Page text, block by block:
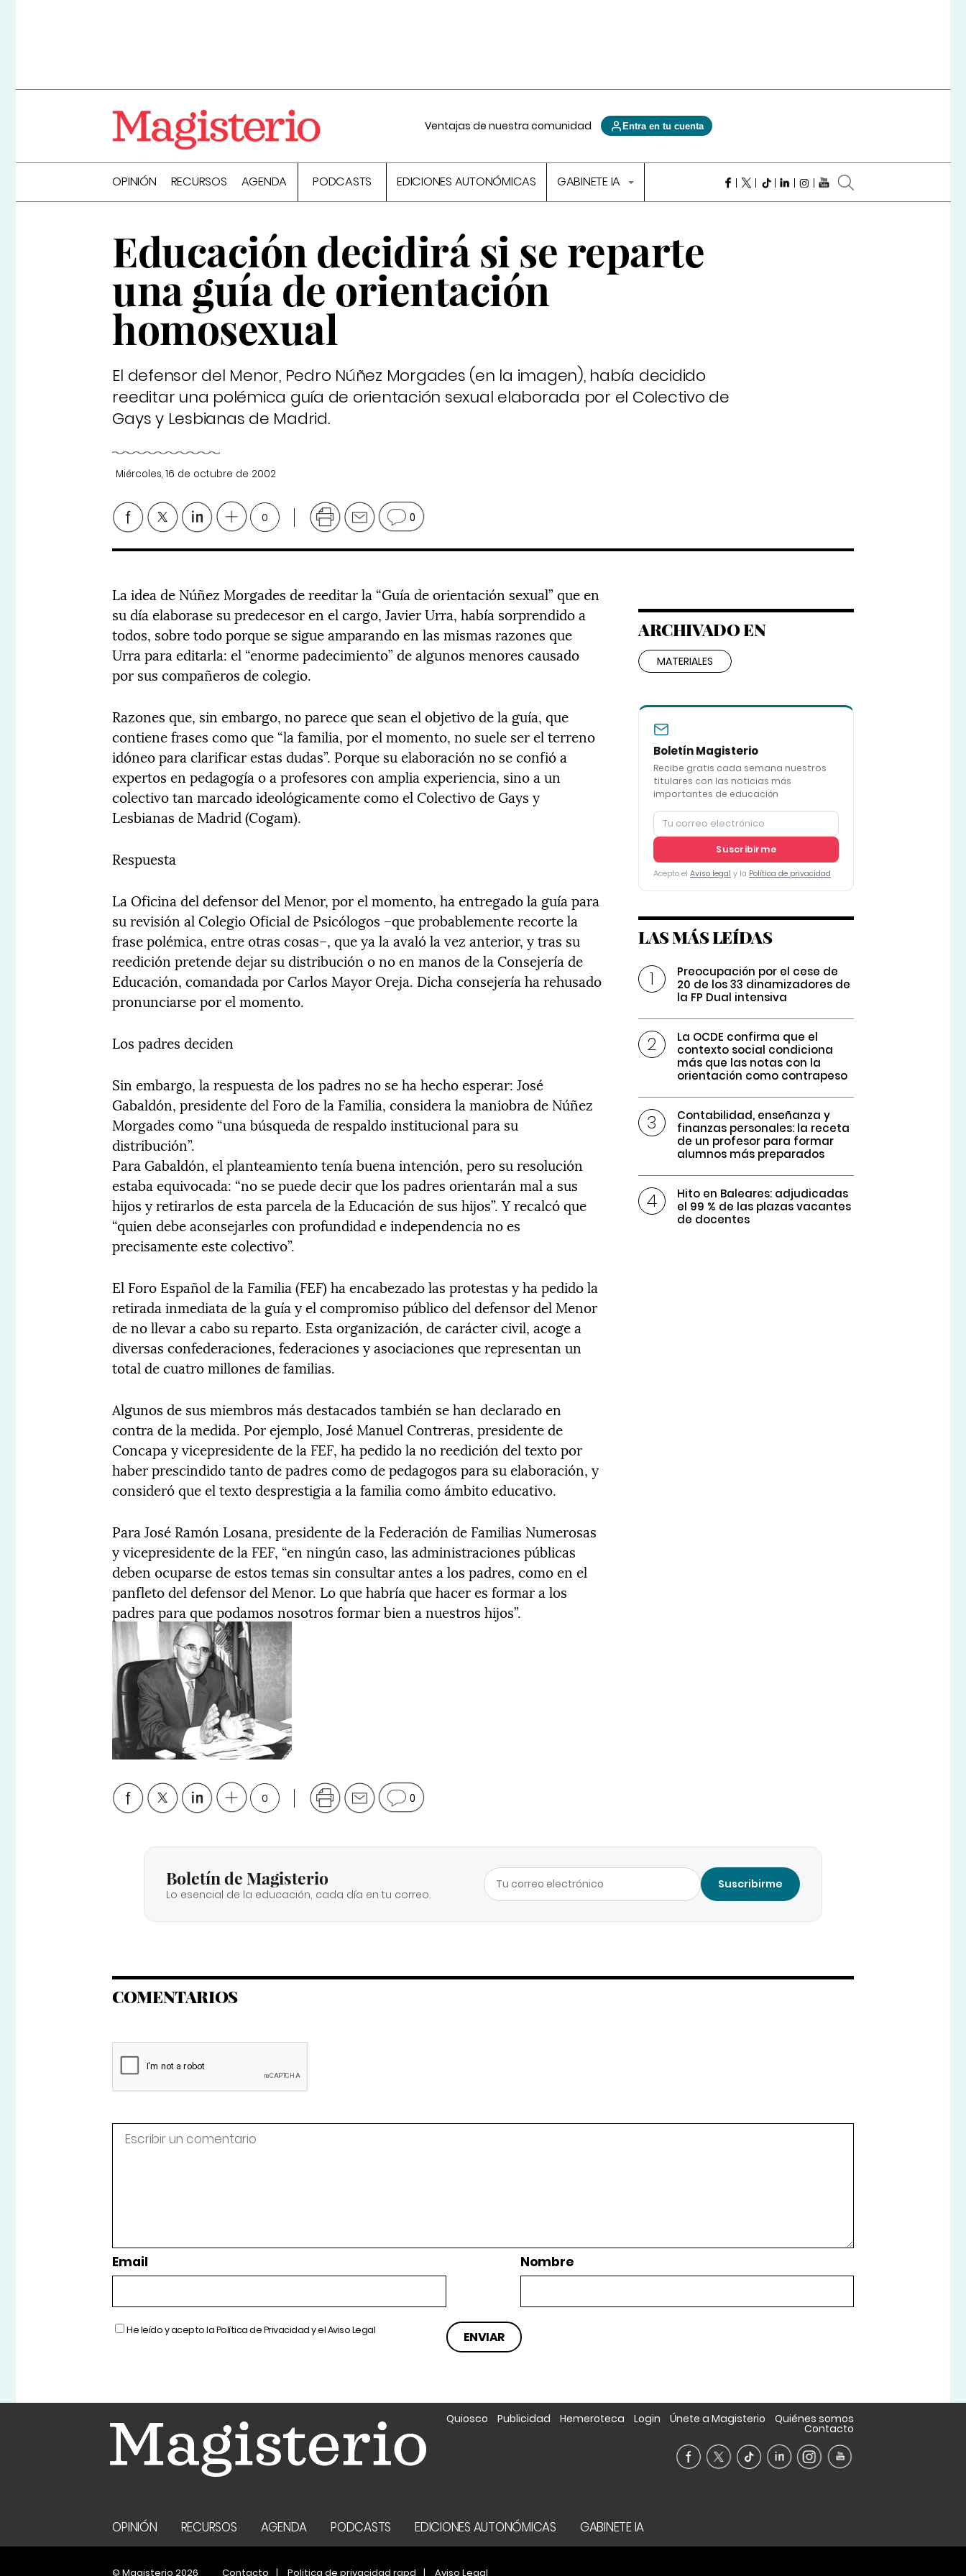
Ventajas de nuestra comunidad Entra en tu cuenta
OPINIÓN RECURSOS AGENDA PODCASTS EDICIONES AUTONÓMICAS GABINETE IA
Educación decidirá si se reparte
una guía de orientación
homosexual
El defensor del Menor, Pedro Núñez Morgades (en la imagen), había decidido
reeditar una polémica guía de orientación sexual elaborada por el Colectivo de
Gays y Lesbianas de Madrid.
Miércoles, 16 de octubre de 2002
0 0
La idea de Núñez Morgades de reeditar la “Guía de orientación sexual” que en
su día elaborase su predecesor en el cargo, Javier Urra, había sorprendido a
todos, sobre todo porque se sigue amparando en las mismas razones que
Urra para editarla: el “enorme padecimiento” de algunos menores causado
por sus compañeros de colegio.
Razones que, sin embargo, no parece que sean el objetivo de la guía, que
contiene frases como que “la familia, por el momento, no suele ser el terreno
idóneo para clarificar estas dudas”. Porque su elaboración no se confió a
expertos en pedagogía o a profesores con amplia experiencia, sino a un
colectivo tan marcado ideológicamente como el Colectivo de Gays y
Lesbianas de Madrid (Cogam).
Respuesta
La Oficina del defensor del Menor, por el momento, ha entregado la guía para
su revisión al Colegio Oficial de Psicólogos –que probablemente recorte la
frase polémica, entre otras cosas–, que ya la avaló la vez anterior, y tras su
reedición pretende dejar su distribución o no en manos de la Consejería de
Educación, comandada por Carlos Mayor Oreja. Dicha consejería ha rehusado
pronunciarse por el momento.
Los padres deciden
Sin embargo, la respuesta de los padres no se ha hecho esperar: José
Gabaldón, presidente del Foro de la Familia, considera la maniobra de Núñez
Morgades como “una búsqueda de respaldo institucional para su
distribución”.
Para Gabaldón, el planteamiento tenía buena intención, pero su resolución
estaba equivocada: “no se puede decir que los padres orientarán mal a sus
hijos y retirarlos de esta parcela de la Educación de sus hijos”. Y recalcó que
“quien debe aconsejarles con profundidad e independencia no es
precisamente este colectivo”.
El Foro Español de la Familia (FEF) ha encabezado las protestas y ha pedido la
retirada inmediata de la guía y el compromiso público del defensor del Menor
de no llevar a cabo su reparto. Esta organización, de carácter civil, acoge a
diversas confederaciones, federaciones y asociaciones que representan un
total de cuatro millones de familias.
Algunos de sus miembros más destacados también se han declarado en
contra de la medida. Por ejemplo, José Manuel Contreras, presidente de
Concapa y vicepresidente de la FEF, ha pedido la no reedición del texto por
haber prescindido tanto de padres como de pedagogos para su elaboración, y
consideró que el texto desprestigia a la familia como ámbito educativo.
Para José Ramón Losana, presidente de la Federación de Familias Numerosas
y vicepresidente de la FEF, “en ningún caso, las administraciones públicas
deben ocuparse de estos temas sin consultar antes a los padres, como en el
panfleto del defensor del Menor. Lo que habría que hacer es formar a los
padres para que podamos nosotros formar bien a nuestros hijos”.
0 0
ARCHIVADO EN
MATERIALES
Boletín Magisterio
Recibe gratis cada semana nuestros
titulares con las noticias más
importantes de educación
Suscribirme
Acepto el Aviso legal y la Política de privacidad
LAS MÁS LEÍDAS
Preocupación por el cese de
20 de los 33 dinamizadores de
la FP Dual intensiva
La OCDE confirma que el
contexto social condiciona
más que las notas con la
orientación como contrapeso
Contabilidad, enseñanza y
finanzas personales: la receta
de un profesor para formar
alumnos más preparados
Hito en Baleares: adjudicadas
el 99 % de las plazas vacantes
de docentes
Boletín de Magisterio
Lo esencial de la educación, cada día en tu correo.
Suscribirme
COMENTARIOS
Email Nombre
He leído y acepto laPolítica de Privacidady elAviso Legal
Quiosco Publicidad Hemeroteca Login Únete a Magisterio Quiénes somos
Contacto
OPINIÓN RECURSOS AGENDA PODCASTS EDICIONES AUTONÓMICAS GABINETE IA
© Magisterio 2026 Contacto Politica de privacidad rgpd Aviso Legal